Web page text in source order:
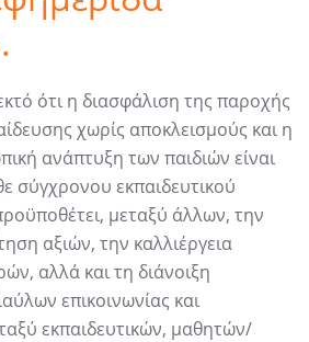
ότι η διασφάλιση της παροχής
χωρίς αποκλεισμούς και η
ανάπτυξη των παιδιών είναι
σύγχρονου εκπαιδευτικού
μεταξύ άλλων, την
αξιών, την καλλιέργεια
αλλά και τη διάνοιξη
επικοινωνίας και
εκπαιδευτικών, μαθητών/